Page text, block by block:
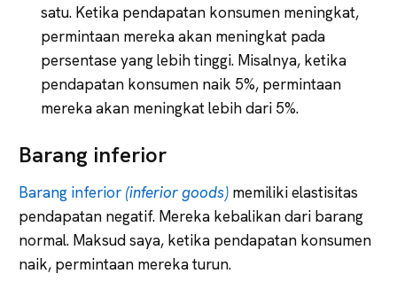
satu. Ketika pendapatan konsumen meningkat,
permintaan mereka akan meningkat pada
persentase yang lebih tinggi. Misalnya, ketika
pendapatan konsumen naik 5%, permintaan
mereka akan meningkat lebih dari 5%.
Barang inferior
Barang inferior (inferior goods) memiliki elastisitas
pendapatan negatif. Mereka kebalikan dari barang
normal. Maksud saya, ketika pendapatan konsumen
naik, permintaan mereka turun.